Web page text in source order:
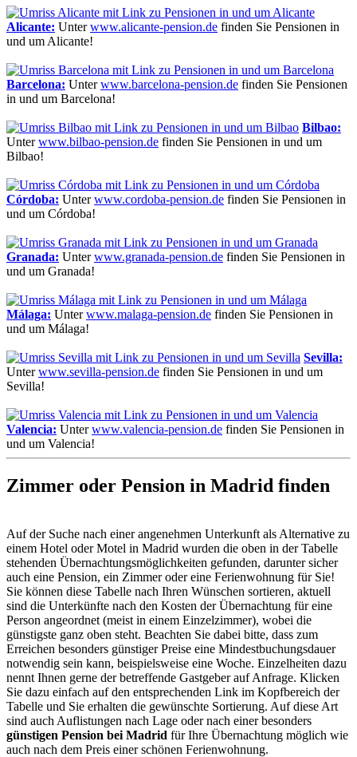
Alicante: Unterwww.alicante-pension.de finden Sie Pensionen in
und um Alicante!
Barcelona: Unterwww.barcelona-pension.de finden Sie Pensionen
in und um Barcelona!
Bilbao:
Unterwww.bilbao-pension.de finden Sie Pensionen in und um
Bilbao!
Córdoba: Unterwww.cordoba-pension.de finden Sie Pensionen in
und um Córdoba!
Granada: Unterwww.granada-pension.de finden Sie Pensionen in
und um Granada!
Málaga: Unterwww.malaga-pension.de finden Sie Pensionen in
und um Málaga!
Sevilla:
Unterwww.sevilla-pension.de finden Sie Pensionen in und um
Sevilla!
Valencia: Unterwww.valencia-pension.de finden Sie Pensionen in
und um Valencia!
Zimmer oder Pension in Madrid finden
Auf der Suche nach einer angenehmen Unterkunft als Alternative zu
einem Hotel oder Motel in Madrid wurden die oben in der Tabelle
stehenden Übernachtungsmöglichkeiten gefunden, darunter sicher
auch eine Pension, ein Zimmer oder eine Ferienwohnung für Sie!
Sie können diese Tabelle nach Ihren Wünschen sortieren, aktuell
sind die Unterkünfte nach den Kosten der Übernachtung für eine
Person angeordnet (meist in einem Einzelzimmer), wobei die
günstigste ganz oben steht. Beachten Sie dabei bitte, dass zum
Erreichen besonders günstiger Preise eine Mindestbuchungsdauer
notwendig sein kann, beispielsweise eine Woche. Einzelheiten dazu
nennt Ihnen gerne der betreffende Gastgeber auf Anfrage. Klicken
Sie dazu einfach auf den entsprechenden Link im Kopfbereich der
Tabelle und Sie erhalten die gewünschte Sortierung. Auf diese Art
sind auch Auflistungen nach Lage oder nach einer besonders
günstigen Pension bei Madrid für Ihre Übernachtung möglich wie
auch nach dem Preis einer schönen Ferienwohnung.